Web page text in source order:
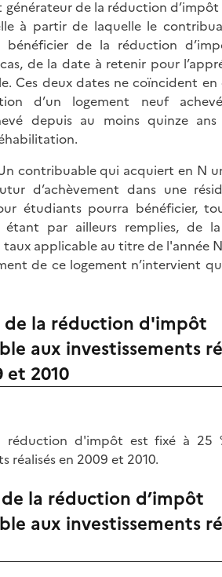
générateur de la réduction d’impôt
à partir de laquelle le
bénéficier de la réduction
de la date à retenir pour
Ces deux dates ne coïncident en
d’un logement neuf
depuis au moins quinze
contribuable qui acquiert en N
d’achèvement dans une
étudiants pourra bénéficier,
étant par ailleurs remplies, de
taux applicable au titre de l'année
de ce logement n’intervient
de la réduction d'impôt
aux investissements
et 2010
réduction d'impôt est fixé à 25
réalisés en 2009 et 2010.
de la réduction d’impôt
aux investissements